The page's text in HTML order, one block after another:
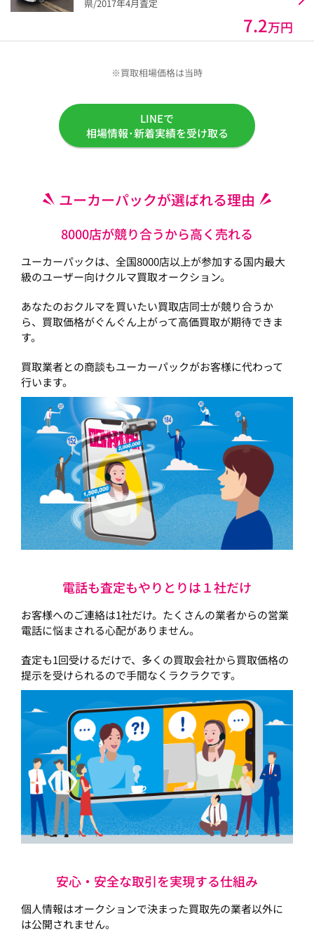
県/2017年4月査定
7.2万円
※買取相場価格は当時
LINEで
相場情報･新着実績を受け取る
ユーカーパックが選ばれる理由
8000店が競り合うから高く売れる
ユーカーパックは、全国8000店以上が参加する国内最大
級のユーザー向けクルマ買取オークション。
あなたのおクルマを買いたい買取店同士が競り合うか
ら、買取価格がぐんぐん上がって高価買取が期待できま
す。
買取業者との商談もユーカーパックがお客様に代わって
行います。
電話も査定もやりとりは１社だけ
お客様へのご連絡は1社だけ。たくさんの業者からの営業
電話に悩まされる心配がありません。
査定も1回受けるだけで、多くの買取会社から買取価格の
提示を受けられるので手間なくラクラクです。
安心・安全な取引を実現する仕組み
個人情報はオークションで決まった買取先の業者以外に
は公開されません。